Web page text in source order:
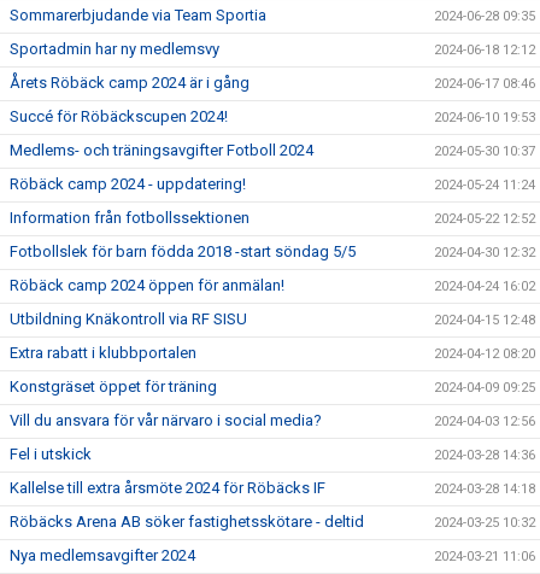
Sommarerbjudande via Team Sportia 2024-06-28 09:35
Sportadmin har ny medlemsvy 2024-06-18 12:12
Årets Röbäck camp 2024 är i gång 2024-06-17 08:46
Succé för Röbäckscupen 2024! 2024-06-10 19:53
Medlems- och träningsavgifter Fotboll 2024 2024-05-30 10:37
Röbäck camp 2024 - uppdatering! 2024-05-24 11:24
Information från fotbollssektionen 2024-05-22 12:52
Fotbollslek för barn födda 2018 -start söndag 5/5 2024-04-30 12:32
Röbäck camp 2024 öppen för anmälan! 2024-04-24 16:02
Utbildning Knäkontroll via RF SISU 2024-04-15 12:48
Extra rabatt i klubbportalen 2024-04-12 08:20
Konstgräset öppet för träning 2024-04-09 09:25
Vill du ansvara för vår närvaro i social media? 2024-04-03 12:56
Fel i utskick 2024-03-28 14:36
Kallelse till extra årsmöte 2024 för Röbäcks IF 2024-03-28 14:18
Röbäcks Arena AB söker fastighetsskötare - deltid 2024-03-25 10:32
Nya medlemsavgifter 2024 2024-03-21 11:06